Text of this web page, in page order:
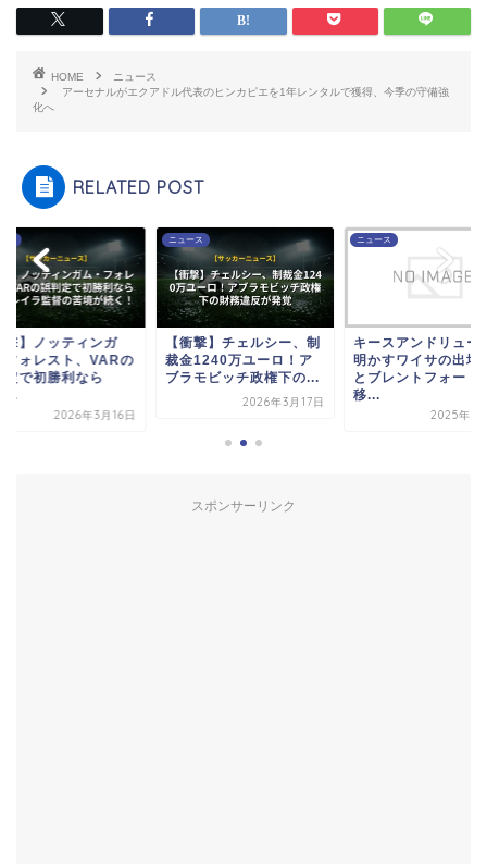
HOME
ニュース
アーセナルがエクアドル代表のヒンカピエを1年レンタルで獲得、今季の守備強
化へ
RELATED POST
撃】ノッティンガ
フォレスト、VARの
定で初勝利なら
2026年3月16日
ニュース
【衝撃】チェルシー、制
裁金1240万ユーロ！ア
ブラモビッチ政権下の...
2026年3月17日
ニュース
キースアンドリュー
明かすワイサの出場
とブレントフォード
移...
2025年8
スポンサーリンク